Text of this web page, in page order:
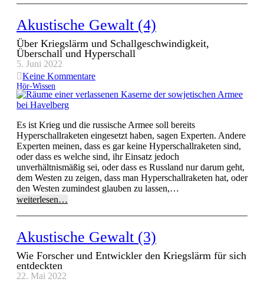
Akustische Gewalt (4)
Über Kriegslärm und Schallgeschwindigkeit,
Überschall und Hyperschall
5. Juni 2022
Keine Kommentare
Hör-Wissen
Es ist Krieg und die russische Armee soll bereits
Hyperschallraketen eingesetzt haben, sagen Experten. Andere
Experten meinen, dass es gar keine Hyperschallraketen sind,
oder dass es welche sind, ihr Einsatz jedoch
unverhältnismäßig sei, oder dass es Russland nur darum geht,
dem Westen zu zeigen, dass man Hyperschallraketen hat, oder
den Westen zumindest glauben zu lassen,…
weiterlesen…
Akustische Gewalt (3)
Wie Forscher und Entwickler den Kriegslärm für sich
entdeckten
22. Mai 2022